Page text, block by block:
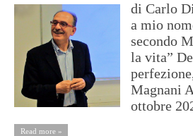
di Carlo
a mio
secondo
la vita”
Magnani
ottobre
Read more »